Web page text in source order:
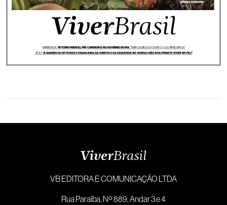
VB EDITORA E COMUNICAÇÃO LTDA
Rua Paraíba, Nº 889, Andar 3 e 4